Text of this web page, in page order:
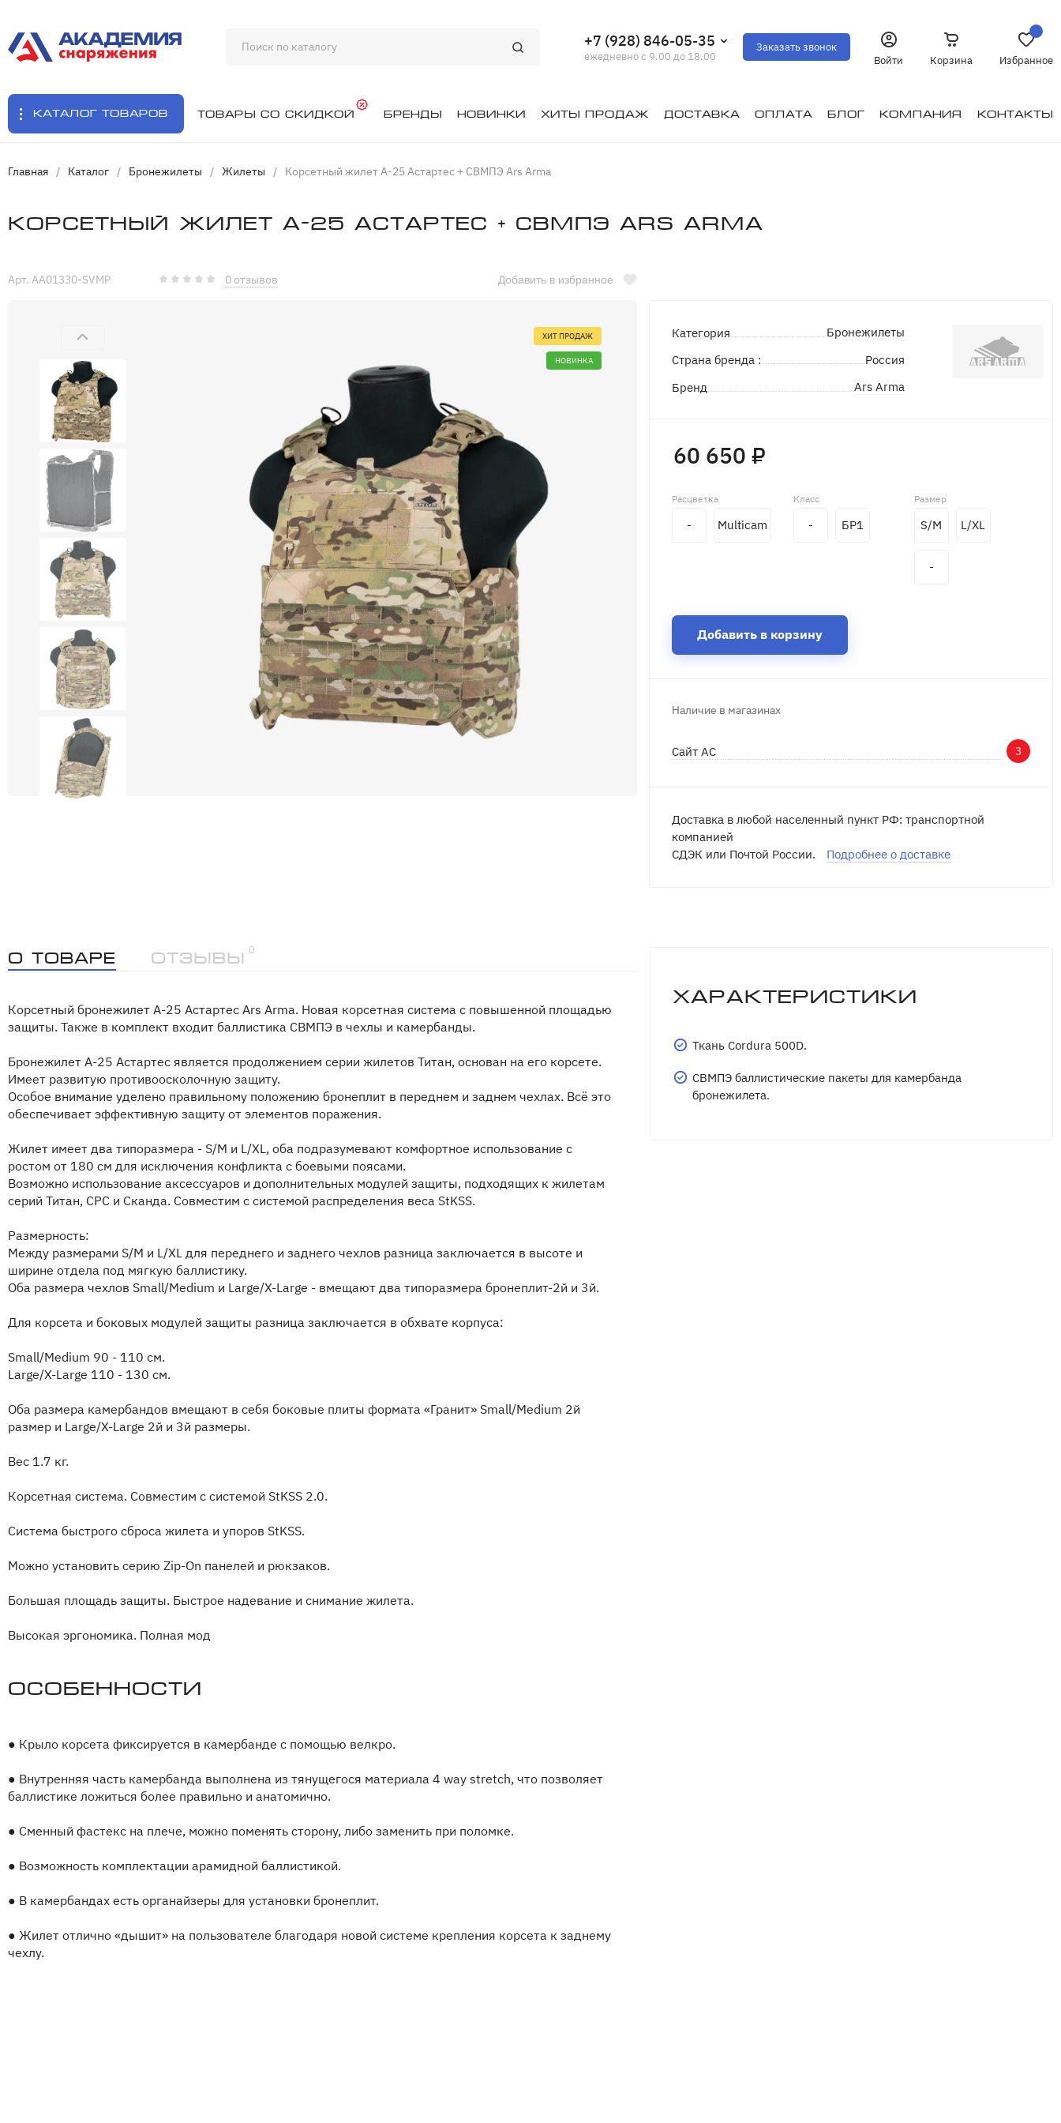
+7 (928) 846-05-35
ежедневно с 9.00 до 18.00
Заказать звонок
Войти
Корзина Избранное
Каталог товаров Товары со скидкой Бренды Новинки Хиты продаж Доставка Оплата Блог Компания Контакты
Главная / Каталог / Бронежилеты / Жилеты / Корсетный жилет А-25 Астартес + СВМПЭ Ars Arma
Корсетный жилет А-25 Астартес + СВМПЭ Ars Arma
Арт. AA01330-SVMP 0 отзывов Добавить в избранное
ХИТ ПРОДАЖ
НОВИНКА
Категория
Бронежилеты
Страна бренда :
Россия
Бренд
Ars Arma
Расцветка
- Multicam
Класс
- БР1
Размер
S/M L/XL
-
60 650 ₽
Добавить в корзину
Наличие в магазинах
Сайт АС 3
Доставка в любой населенный пункт РФ: транспортной
компанией
СДЭК или Почтой России.
Подробнее о доставке
О товаре Отзывы
0
Корсетный бронежилет А-25 Астартес Ars Arma. Новая корсетная система с повышенной площадью
защиты. Также в комплект входит баллистика СВМПЭ в чехлы и камербанды.
Бронежилет А-25 Астартес является продолжением серии жилетов Титан, основан на его корсете.
Имеет развитую противоосколочную защиту.
Особое внимание уделено правильному положению бронеплит в переднем и заднем чехлах. Всё это
обеспечивает эффективную защиту от элементов поражения.
Жилет имеет два типоразмера - S/M и L/XL, оба подразумевают комфортное использование с
ростом от 180 см для исключения конфликта с боевыми поясами.
Возможно использование аксессуаров и дополнительных модулей защиты, подходящих к жилетам
серий Титан, СРС и Сканда. Совместим с системой распределения веса StKSS.
Размерность:
Между размерами S/M и L/XL для переднего и заднего чехлов разница заключается в высоте и
ширине отдела под мягкую баллистику.
Оба размера чехлов Small/Medium и Large/X-Large - вмещают два типоразмера бронеплит-2й и 3й.
Для корсета и боковых модулей защиты разница заключается в обхвате корпуса:
Small/Medium 90 - 110 см.
Large/X-Large 110 - 130 см.
Оба размера камербандов вмещают в себя боковые плиты формата «Гранит» Small/Medium 2й
размер и Large/X-Large 2й и 3й размеры.
Вес 1.7 кг.
Корсетная система. Совместим с системой StKSS 2.0.
Система быстрого сброса жилета и упоров StKSS.
Можно установить серию Zip-On панелей и рюкзаков.
Большая площадь защиты. Быстрое надевание и снимание жилета.
Высокая эргономика. Полная мод
Особенности
● Крыло корсета фиксируется в камербанде с помощью велкро.
● Внутренняя часть камербанда выполнена из тянущегося материала 4 way stretch, что позволяет
баллистике ложиться более правильно и анатомично.
● Сменный фастекс на плече, можно поменять сторону, либо заменить при поломке.
● Возможность комплектации арамидной баллистикой.
● В камербандах есть органайзеры для установки бронеплит.
● Жилет отлично «дышит» на пользователе благодаря новой системе крепления корсета к заднему
чехлу.
Характеристики
Ткань Cordura 500D.
СВМПЭ баллистические пакеты для камербанда
бронежилета.